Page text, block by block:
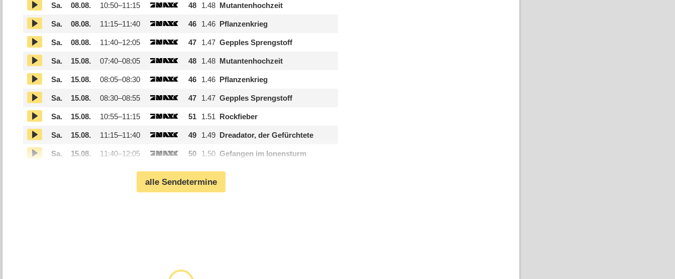
Sa. 08.08. 10:50–11:15 48 1.48 Mutantenhochzeit
Sa. 08.08. 11:15–11:40 46 1.46 Pflanzenkrieg
Sa. 08.08. 11:40–12:05 47 1.47 Gepples Sprengstoff
Sa. 15.08. 07:40–08:05 48 1.48 Mutantenhochzeit
Sa. 15.08. 08:05–08:30 46 1.46 Pflanzenkrieg
Sa. 15.08. 08:30–08:55 47 1.47 Gepples Sprengstoff
Sa. 15.08. 10:55–11:15 51 1.51 Rockfieber
Sa. 15.08. 11:15–11:40 49 1.49 Dreadator, der Gefürchtete
Sa. 15.08. 11:40–12:05 50 1.50 Gefangen im Ionensturm
alle Sendetermine